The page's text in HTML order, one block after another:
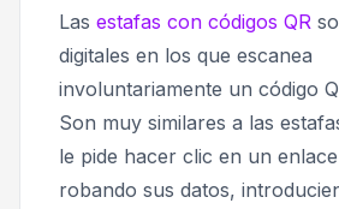
Las estafas con códigos QR
digitales en los que escanea
involuntariamente un código
Son muy similares a las
le pide hacer clic en un
robando sus datos,